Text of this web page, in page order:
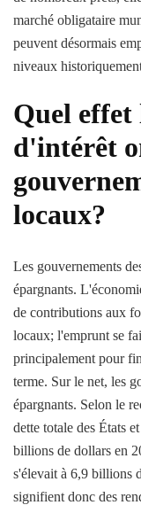
marché obligataire
peuvent désormais
niveaux
Quel effet
d'intérêt
locaux?
Les gouvernements
épargnants.
de contributions aux
locaux; l'emprunt se
principalement pour
terme. Sur le net, les
épargnants. Selon le
dette totale des États
billions de dollars en
s'élevait à 6,9 billions
signifient donc des